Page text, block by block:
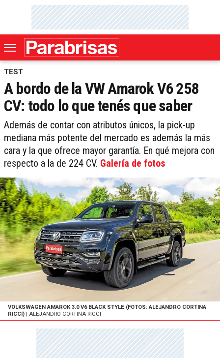
TEST
A bordo de la VW Amarok V6 258
CV: todo lo que tenés que saber
Además de contar con atributos únicos, la pick-up
mediana más potente del mercado es además la más
cara y la que ofrece mayor garantía. En qué mejora con
respecto a la de 224 CV. Galería de fotos
VOLKSWAGEN AMAROK 3.0 V6 BLACK STYLE (FOTOS: ALEJANDRO CORTINA
RICCI) | ALEJANDRO CORTINA RICCI